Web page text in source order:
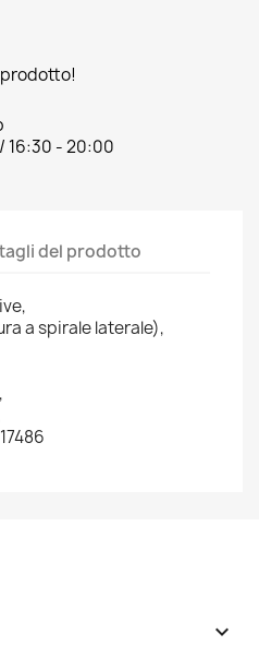
16:30 - 20:00
del prodotto
a spirale laterale),
